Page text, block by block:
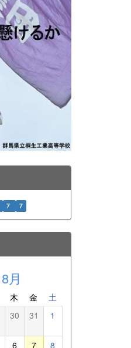
7 7
8月
木 金 土
30 31 1
6 7 8